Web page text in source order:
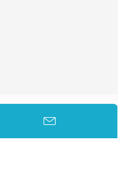
rechten